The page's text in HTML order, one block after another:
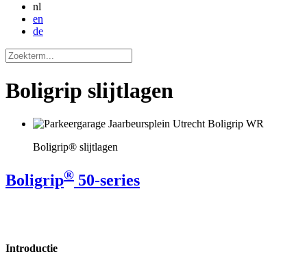
nl
en
de
Boligrip slijtlagen
Boligrip® slijtlagen
Boligrip® 50-series
Introductie